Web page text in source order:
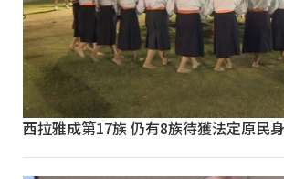
西拉雅成第17族 仍有8族待獲法定原民